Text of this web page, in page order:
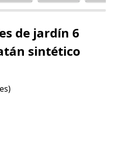
de jardín 6
sintético